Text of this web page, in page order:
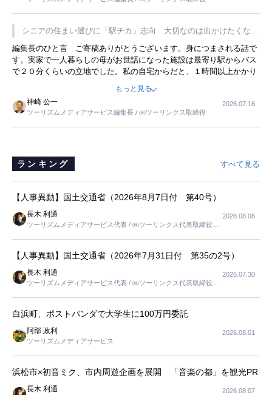
の何かを理解してもらっていることです。 もう一つは1800円もする
プレミアムヨーグルトを販売するにあたり、社内に懸念もあったそう
です。永井社長は、駐車場に都内ナンバーの高級外車が停まっている
ことに目をつけ、高級商品でも売れると確信したそうです。今回の記
事を懐かしく読みました。
シニアの住まい選びに「駅チカ」志向 大切なのは出かけたくなる
暮らし
編集長のひと言 ご寄稿ありがとうございます。身につまされる話で
す。実家で一人暮らしの母がお世話になった施設は最寄り駅からバス
で２０分くらいの立地でした。私の自宅からだと、１時間以上かかり
ました。母の住まいから近いという理由で、その施設を選択したので
すが、私と妹にとっては、半日仕事ででした。シニアの住まい選び
は、当人だけではなく、世話をする家族の足の便も考えない外池ない
と思いました。
もっと見る
神崎 公一
ツーリズムメディアサービス編集長 / ㈱ツーリンクス取締役
2026.07.16
ランキング すべて見る
【人事異動】国土交通省（2026年8月7日付 第40号）
長木 利通
ツーリズムメディアサービス代表 / ㈱ツーリンクス代表取締役社
2026.08.06
【人事異動】国土交通省（2026年7月31日付 第35の2号）
長木 利通
ツーリズムメディアサービス代表 / ㈱ツーリンクス代表取締役社
2026.07.30
白浜町、ポストパンダで大学生に100万円委託
阿部 政利
ツーリズムメディアサービス
2026.08.01
浜松市×初音ミク、市内周遊企画を展開 「音楽の都」を観光PR
長木 利通 2026.08.07